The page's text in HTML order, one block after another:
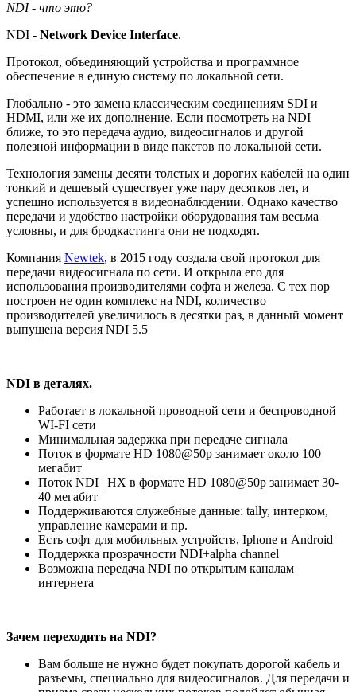
NDI - что это?
NDI - Network Device Interface.
Протокол, объединяющий устройства и программное
обеспечение в единую систему по локальной сети.
Глобально - это замена классическим соединениям SDI и
HDMI, или же их дополнение. Если посмотреть на NDI
ближе, то это передача аудио, видеосигналов и другой
полезной информации в виде пакетов по локальной сети.
Технология замены десяти толстых и дорогих кабелей на один
тонкий и дешевый существует уже пару десятков лет, и
успешно используется в видеонаблюдении. Однако качество
передачи и удобство настройки оборудования там весьма
условны, и для бродкастинга они не подходят.
Компания Newtek, в 2015 году создала свой протокол для
передачи видеосигнала по сети. И открыла его для
использования производителями софта и железа. С тех пор
построен не один комплекс на NDI, количество
производителей увеличилось в десятки раз, в данный момент
выпущена версия NDI 5.5
NDI в деталях.
Работает в локальной проводной сети и беспроводной
WI-FI сети
Минимальная задержка при передаче сигнала
Поток в формате HD 1080@50p занимает около 100
мегабит
Поток NDI | HX в формате HD 1080@50p занимает 30-
40 мегабит
Поддерживаются служебные данные: tally, интерком,
управление камерами и пр.
Есть софт для мобильных устройств, Iphone и Android
Поддержка прозрачности NDI+alpha channel
Возможна передача NDI по открытым каналам
интернета
Зачем переходить на NDI?
Вам больше не нужно будет покупать дорогой кабель и
разъемы, специально для видеосигналов. Для передачи и